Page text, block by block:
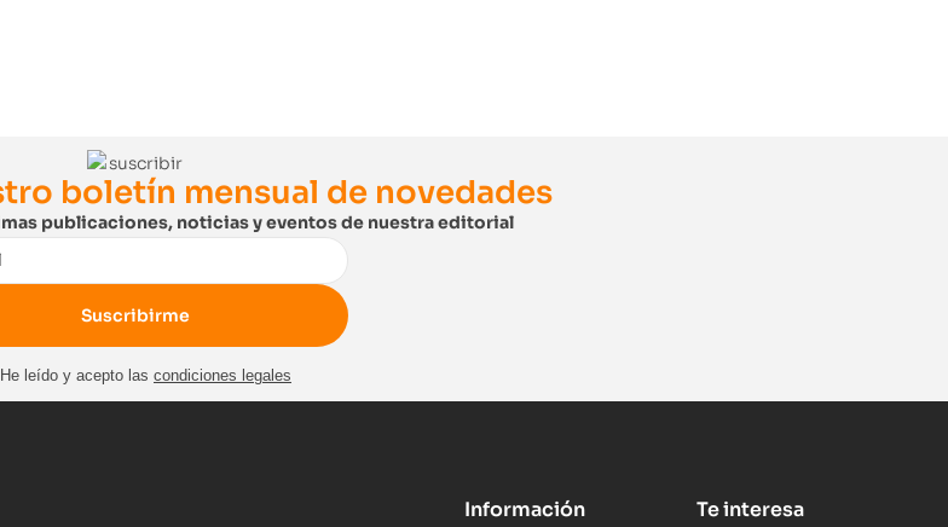
boletín mensual de novedades
publicaciones, noticias y eventos de nuestra editorial
He leído y acepto las condiciones legales
Información Te interesa